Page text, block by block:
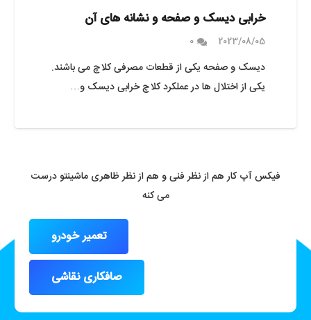
خرابی دیسک و صفحه و نشانه های آن
2023/08/05
0
دیسک و صفحه یکی از قطعات مصرفی کلاچ می باشند.
یکی از اختلال ها در عملکرد کلاچ خرابی دیسک و…
فیکس آپ کار هم از نظر فنی و هم از نظر ظاهری ماشینتو درست
می کنه
تعمیر خودرو
صافکاری نقاشی